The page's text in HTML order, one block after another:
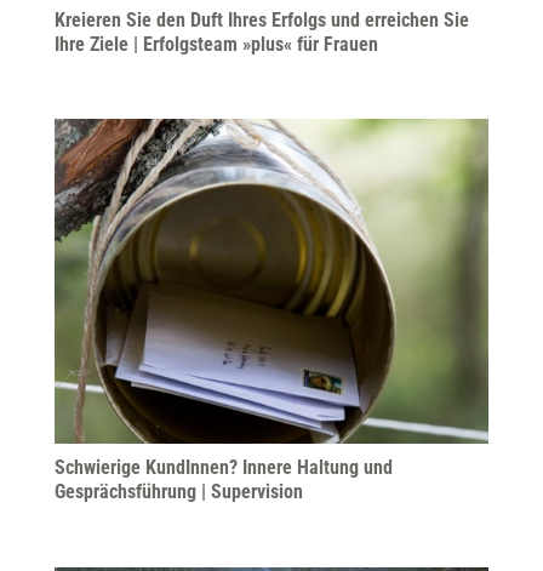
Kreieren Sie den Duft Ihres Erfolgs und erreichen Sie
Ihre Ziele | Erfolgsteam »plus« für Frauen
Schwierige KundInnen? Innere Haltung und
Gesprächsführung | Supervision